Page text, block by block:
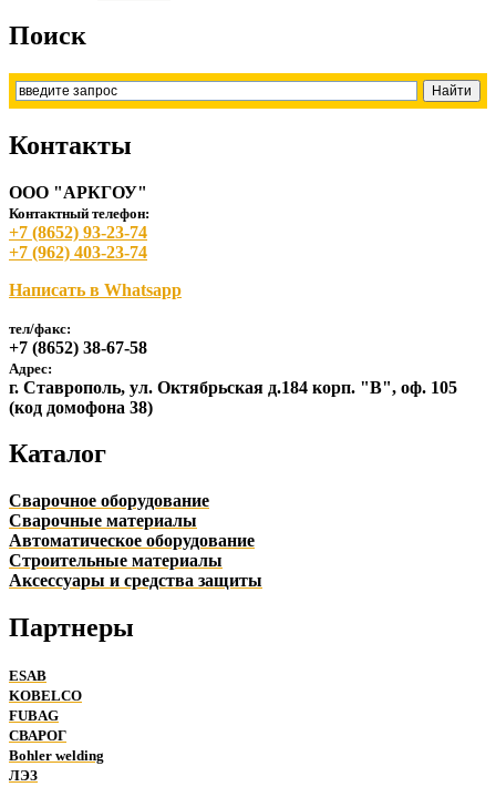
Поиск
Контакты
ООО "АРКГОУ"
Контактный телефон:
+7 (8652) 93-23-74
+7 (962) 403-23-74
Написать в Whatsapp
тел/факс:
+7 (8652) 38-67-58
Адрес:
г. Ставрополь, ул. Октябрьская д.184 корп. "В", оф. 105
(код домофона 38)
Каталог
Сварочное оборудование
Сварочные материалы
Автоматическое оборудование
Строительные материалы
Аксессуары и средства защиты
Партнеры
ESAB
KOBELCO
FUBAG
СВАРОГ
Bohler welding
ЛЭЗ